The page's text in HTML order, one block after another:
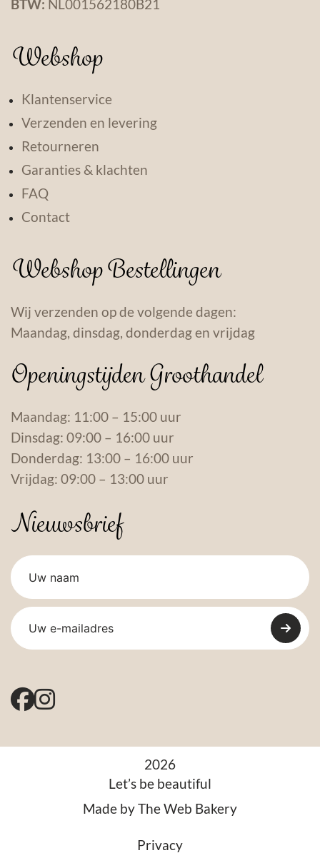
BTW: NL001562180B21
Webshop
Klantenservice
Verzenden en levering
Retourneren
Garanties & klachten
FAQ
Contact
Webshop Bestellingen
Wij verzenden op de volgende dagen:
Maandag, dinsdag, donderdag en vrijdag
Openingstijden Groothandel
Maandag: 11:00 – 15:00 uur
Dinsdag: 09:00 – 16:00 uur
Donderdag: 13:00 – 16:00 uur
Vrijdag: 09:00 – 13:00 uur
Nieuwsbrief
2026
Let’s be beautiful
Made byThe Web Bakery
Privacy